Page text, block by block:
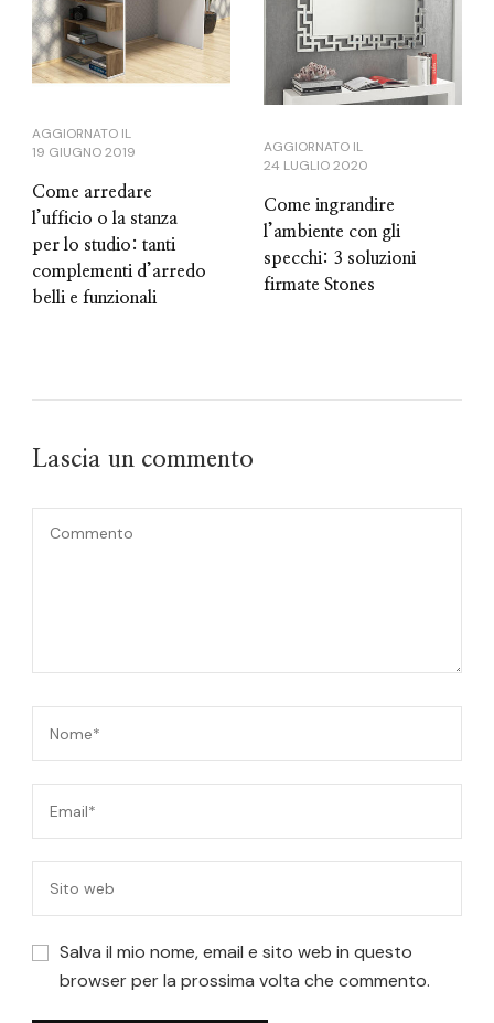
AGGIORNATO IL
19 GIUGNO 2019
Come arredare
l’ufficio o la stanza
per lo studio: tanti
complementi d’arredo
belli e funzionali
AGGIORNATO IL
24 LUGLIO 2020
Come ingrandire
l’ambiente con gli
specchi: 3 soluzioni
firmate Stones
Lascia un commento
Salva il mio nome, email e sito web in questo
browser per la prossima volta che commento.